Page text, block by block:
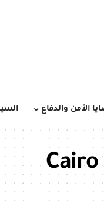
الأمن والدفاع
Cairo